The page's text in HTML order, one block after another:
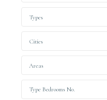
Types
Cities
Areas